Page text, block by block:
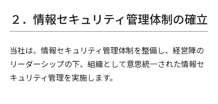
２．情報セキュリティ管理体制の確立
当社は、情報セキュリティ管理体制を整備し、経営陣の
リーダーシップの下、組織として意思統一された情報セ
キュリティ管理を実施します。